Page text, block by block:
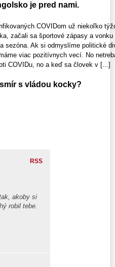
je pred nami.
COVIDom už niekoľko
začali sa športové zápasy a
sezóna. Ak si odmyslíme politické
viac pozitívnych vecí. No
COVIDu, no a keď sa človek v [...]
s vládou kocky?
RSS
akoby si
robil tebe.